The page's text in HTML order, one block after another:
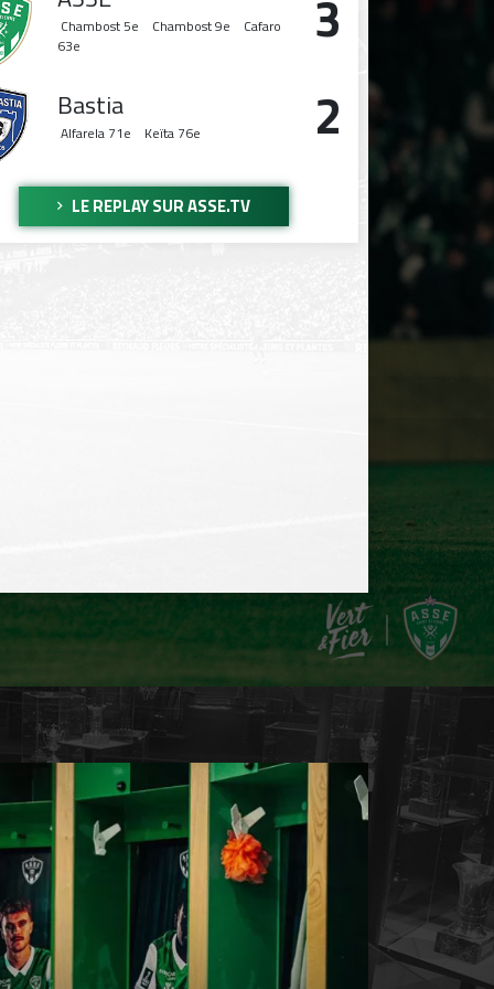
Chambost 5e Chambost9e
Cafaro
63e
3
Bastia
Alfarela 71e Keïta 76e 2
LE REPLAY SUR ASSE.TV